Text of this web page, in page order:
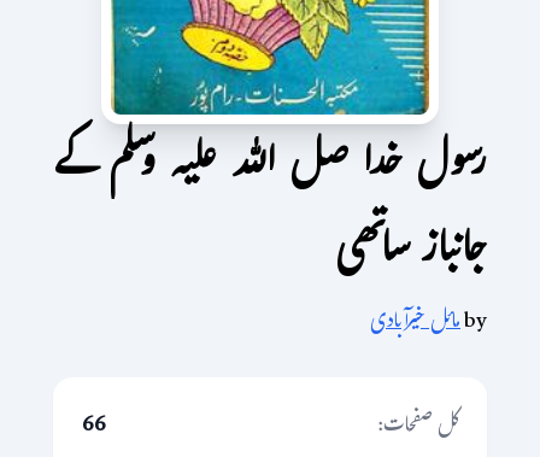
رسول خدا صل اللہ علیہ وسلم کے
جانباز ساتھی
byمائل خیرآبادی
کل صفحات:
66